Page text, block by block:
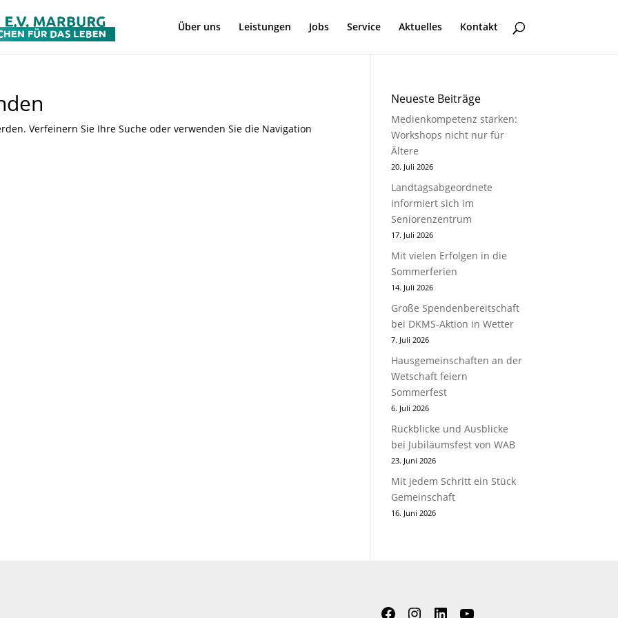
Über uns Leistungen Jobs Service Aktuelles Kontakt
Verfeinern Sie Ihre Suche oder verwenden Sie die Navigation
Neueste Beiträge
Medienkompetenz stärken:
Workshops nicht nur für
Ältere
20. Juli 2026
Landtagsabgeordnete
informiert sich im
Seniorenzentrum
17. Juli 2026
Mit vielen Erfolgen in die
Sommerferien
14. Juli 2026
Große Spendenbereitschaft
bei DKMS-Aktion in Wetter
7. Juli 2026
Hausgemeinschaften an der
Wetschaft feiern
Sommerfest
6. Juli 2026
Rückblicke und Ausblicke
bei Jubiläumsfest von WAB
23. Juni 2026
Mit jedem Schritt ein Stück
Gemeinschaft
16. Juni 2026
Facebook
Instagram
LinkedInYouTube